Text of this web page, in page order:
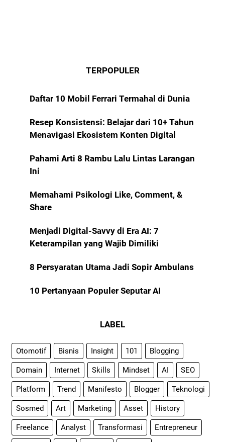
TERPOPULER
Daftar 10 Mobil Ferrari Termahal di Dunia
Resep Konsistensi: Belajar dari 10+ Tahun
Menavigasi Ekosistem Konten Digital
Pahami Arti 8 Rambu Lalu Lintas Larangan
Ini
Memahami Psikologi Like, Comment, &
Share
Menjadi Digital-Savvy di Era AI: 7
Keterampilan yang Wajib Dimiliki
8 Persyaratan Utama Jadi Sopir Ambulans
10 Pertanyaan Populer Seputar AI
LABEL
Otomotif Bisnis Insight 101 Blogging
Domain Internet Skills Mindset AI SEO
Platform Trend Manifesto Blogger Teknologi
Sosmed Art Marketing Asset History
Freelance Analyst Transformasi Entrepreneur